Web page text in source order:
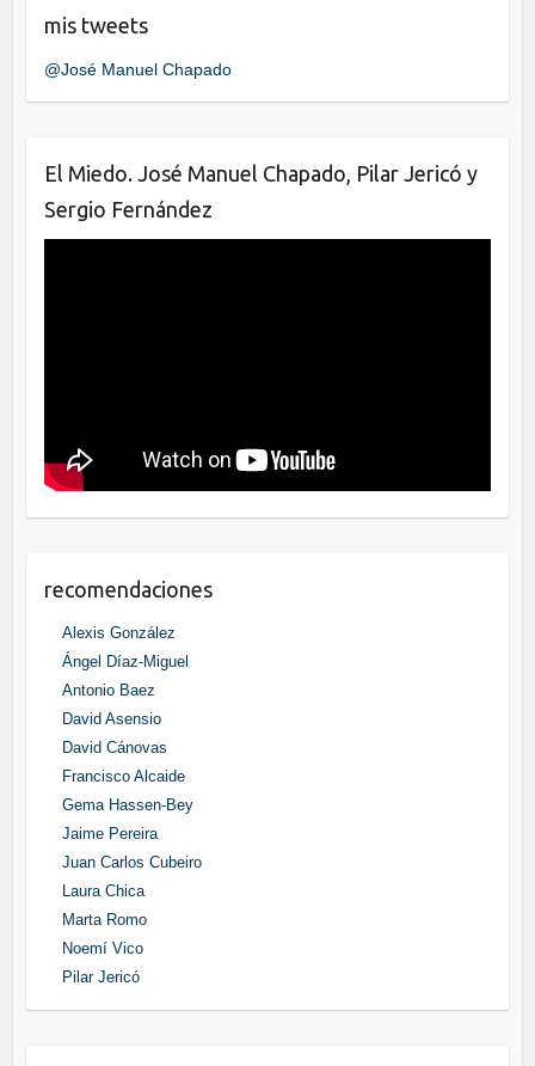
b
o
k
n
mis tweets
@José Manuel Chapado
El Miedo. José Manuel Chapado, Pilar Jericó y
Sergio Fernández
recomendaciones
Alexis González
Ángel Díaz-Miguel
Antonio Baez
David Asensio
David Cánovas
Francisco Alcaide
Gema Hassen-Bey
Jaime Pereira
Juan Carlos Cubeiro
Laura Chica
Marta Romo
Noemí Vico
Pilar Jericó